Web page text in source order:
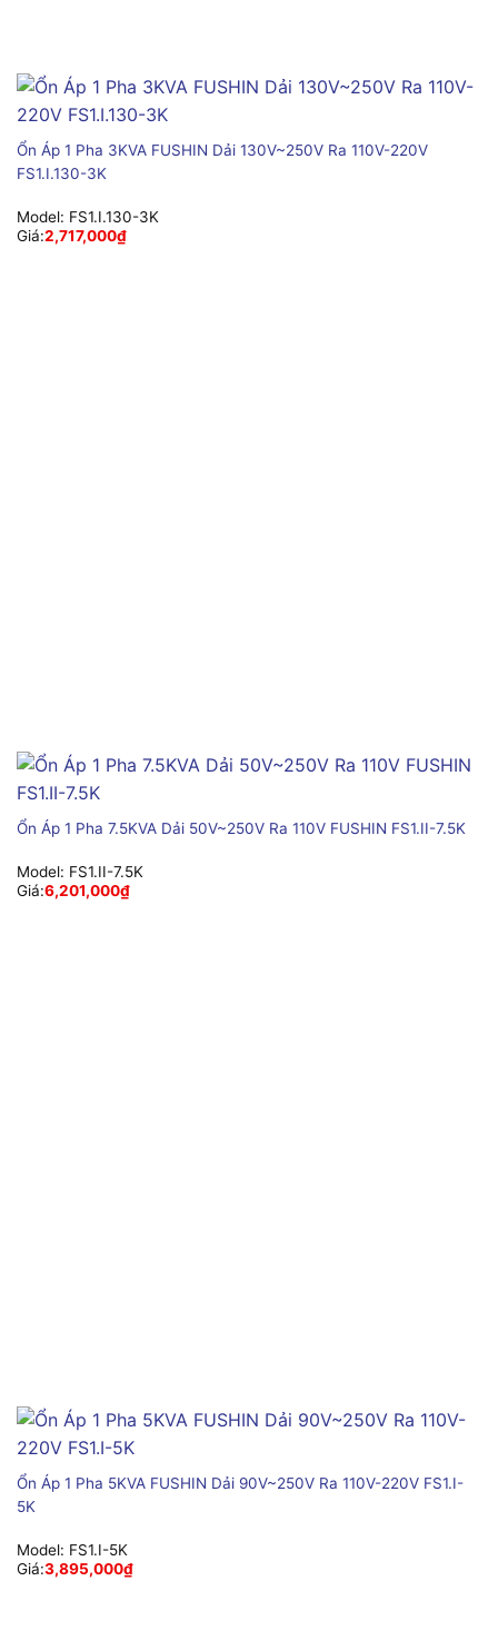
Ổn Áp 1 Pha 3KVA FUSHIN Dải 130V~250V Ra 110V-220V
FS1.I.130-3K
Model: FS1.I.130-3K
Giá:2,717,000₫
Ổn Áp 1 Pha 7.5KVA Dải 50V~250V Ra 110V FUSHIN FS1.II-7.5K
Model: FS1.II-7.5K
Giá:6,201,000₫
Ổn Áp 1 Pha 5KVA FUSHIN Dải 90V~250V Ra 110V-220V FS1.I-
5K
Model: FS1.I-5K
Giá:3,895,000₫